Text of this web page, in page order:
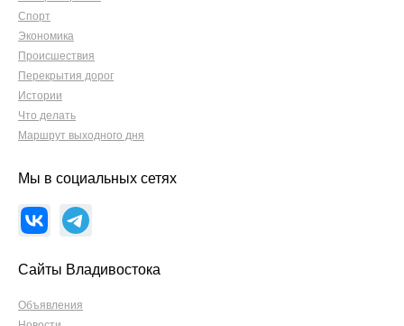
Спорт
Экономика
Происшествия
Перекрытия дорог
Истории
Что делать
Маршрут выходного дня
Мы в социальных сетях
Сайты Владивостока
Объявления